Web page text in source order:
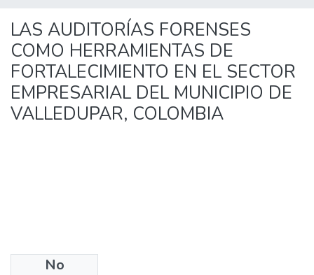
LAS AUDITORÍAS FORENSES
COMO HERRAMIENTAS DE
FORTALECIMIENTO EN EL SECTOR
EMPRESARIAL DEL MUNICIPIO DE
VALLEDUPAR, COLOMBIA
No